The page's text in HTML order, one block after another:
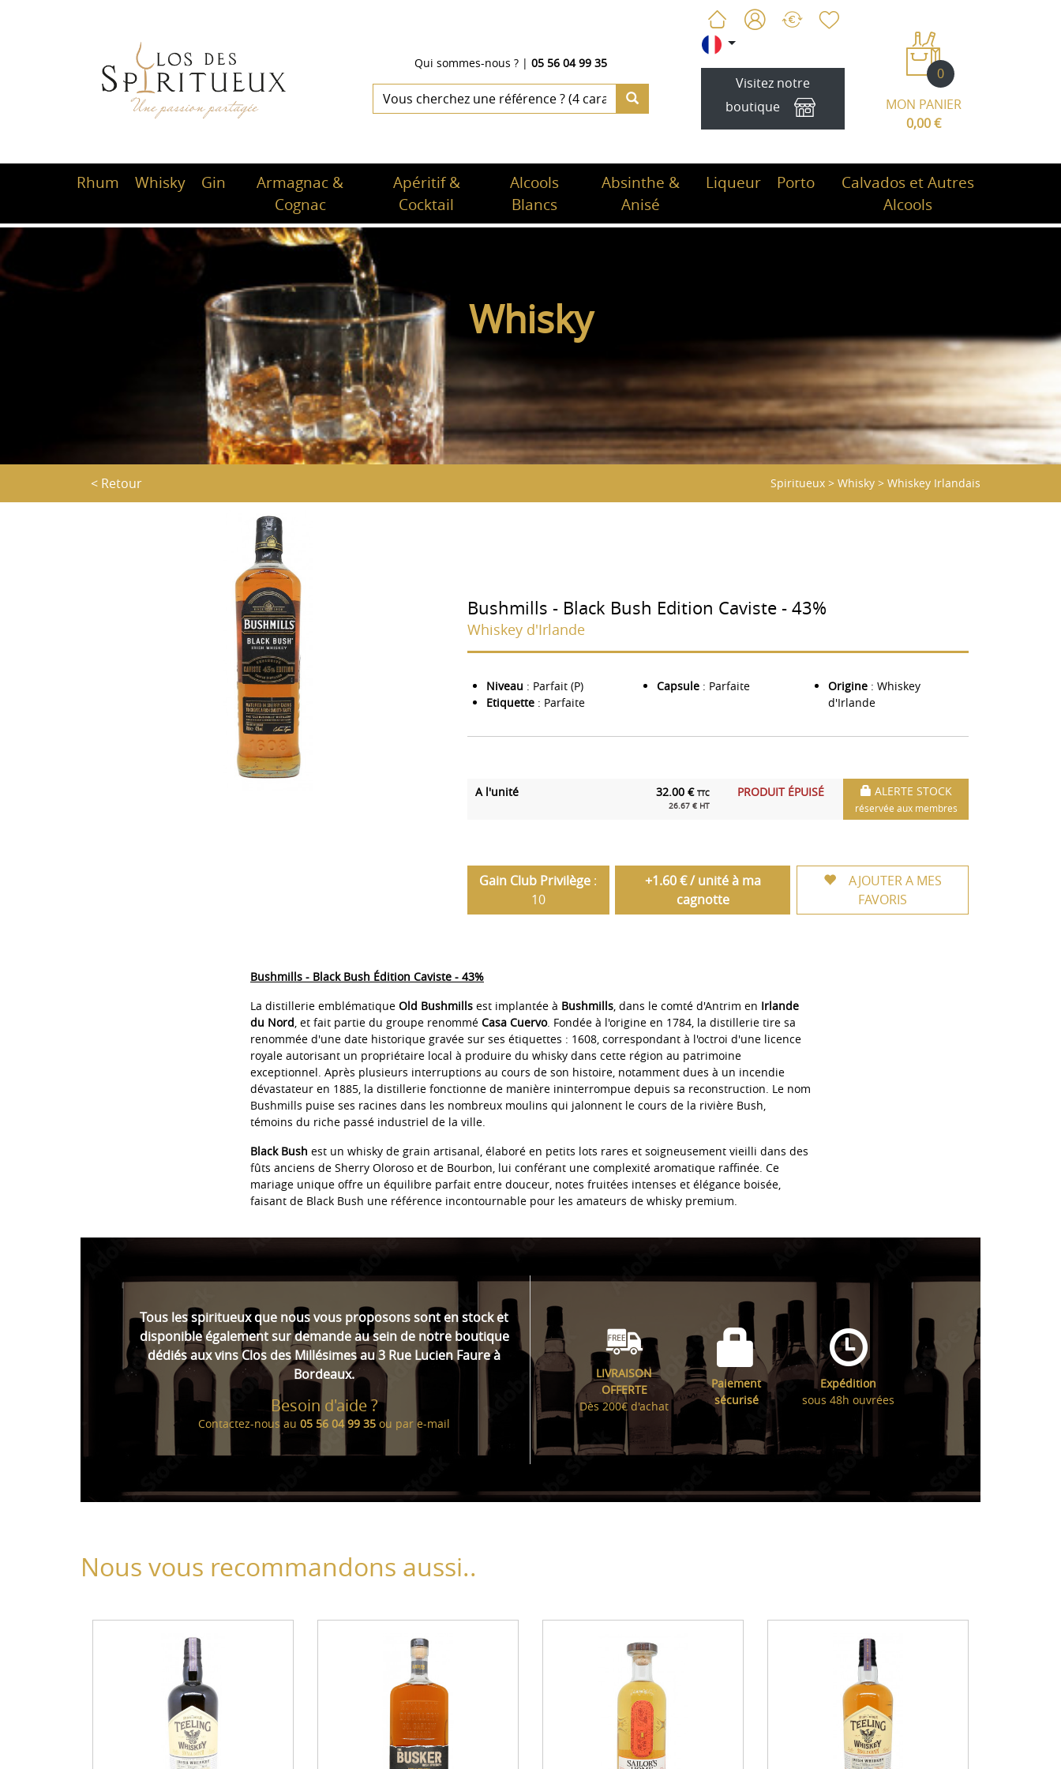
Visitez notre
boutique
0
MON PANIER
0,00 €
Qui sommes-nous ? |05 56 04 99 35
Rhum Whisky Gin
Armagnac &
Cognac
Apéritif &
Cocktail
Alcools
Blancs
Absinthe &
Anisé
Liqueur Porto
Calvados et Autres
Alcools
Whisky
< Retour Spiritueux > Whisky > Whiskey Irlandais
Bushmills - Black Bush Edition Caviste - 43%
Whiskey d'Irlande
Niveau : Parfait (P)
Etiquette : Parfaite
Capsule : Parfaite Origine: Whiskey
d'Irlande
A l'unité 32.00 €TTC
26.67 € HT
PRODUIT ÉPUISÉ ALERTE STOCK
réservée aux membres
Gain Club Privilège :
10
+1.60 € / unité à ma
cagnotte
AJOUTER A MES
FAVORIS
Bushmills - Black Bush Édition Caviste - 43%
La distillerie emblématique Old Bushmills est implantée à Bushmills, dans le comté d'Antrim en Irlande
du Nord, et fait partie du groupe renommé Casa Cuervo. Fondée à l'origine en 1784, la distillerie tire sa
renommée d'une date historique gravée sur ses étiquettes : 1608, correspondant à l'octroi d'une licence
royale autorisant un propriétaire local à produire du whisky dans cette région au patrimoine
exceptionnel. Après plusieurs interruptions au cours de son histoire, notamment dues à un incendie
dévastateur en 1885, la distillerie fonctionne de manière ininterrompue depuis sa reconstruction. Le nom
Bushmills puise ses racines dans les nombreux moulins qui jalonnent le cours de la rivière Bush,
témoins du riche passé industriel de la ville.
Black Bush est un whisky de grain artisanal, élaboré en petits lots rares et soigneusement vieilli dans des
fûts anciens de Sherry Oloroso et de Bourbon, lui conférant une complexité aromatique raffinée. Ce
mariage unique offre un équilibre parfait entre douceur, notes fruitées intenses et élégance boisée,
faisant de Black Bush une référence incontournable pour les amateurs de whisky premium.
Tous les spiritueux que nous vous proposons sont en stock et
disponible également sur demande au sein de notre boutique
dédiés aux vins Clos des Millésimes au 3 Rue Lucien Faure à
Bordeaux.
Besoin d'aide ?
Contactez-nous au 05 56 04 99 35 ou par e-mail
LIVRAISON
OFFERTE
Dès 200€ d'achat
Paiement
sécurisé
Expédition
sous 48h ouvrées
Nous vous recommandons aussi..